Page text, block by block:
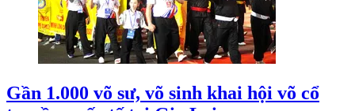
Gần 1.000 võ sư, võ sinh khai hội võ cổ